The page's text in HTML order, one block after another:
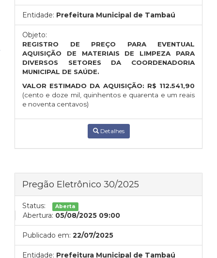
Entidade: Prefeitura Municipal de Tambaú
Objeto:
REGISTRO DE PREÇO PARA EVENTUAL
AQUISIÇÃO DE MATERIAIS DE LIMPEZA PARA
DIVERSOS SETORES DA COORDENADORIA
MUNICIPAL DE SAÚDE.
VALOR ESTIMADO DA AQUISIÇÃO: R$ 112.541,90
(cento e doze mil, quinhentos e quarenta e um reais
e noventa centavos)
Detalhes
Pregão Eletrônico 30/2025
Status: Aberta
Abertura: 05/08/2025 09:00
Publicado em: 22/07/2025
Entidade: Prefeitura Municipal de Tambaú